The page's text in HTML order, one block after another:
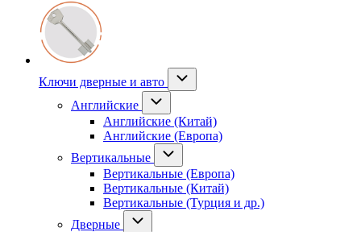
Ключи дверные и авто
Английские
Английские (Китай)
Английские (Европа)
Вертикальные
Вертикальные (Европа)
Вертикальные (Китай)
Вертикальные (Турция и др.)
Дверные